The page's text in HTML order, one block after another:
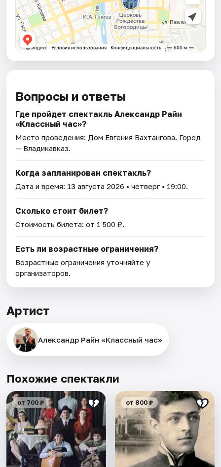
Вопросы и ответы
Где пройдет спектакль Александр Райн
«Классный час»?
Место проведения: Дом Евгения Вахтангова. Город
— Владикавказ.
Когда запланирован спектакль?
Дата и время: 13 августа 2026 • четверг • 19:00.
Сколько стоит билет?
Стоимость билета: от 1 500 ₽.
Есть ли возрастные ограничения?
Возрастные ограничения уточняйте у
организаторов.
Артист
Александр Райн «Классный час»
Похожие спектакли
от 700 ₽ от 800 ₽